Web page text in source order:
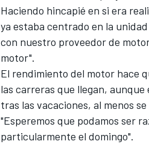
Haciendo hincapié en si era
ya estaba centrado en la
con nuestro proveedor de
motor".
El rendimiento del motor hace
las carreras que llegan, aunque
tras las vacaciones, al menos
"Esperemos que podamos ser
particularmente el domingo".